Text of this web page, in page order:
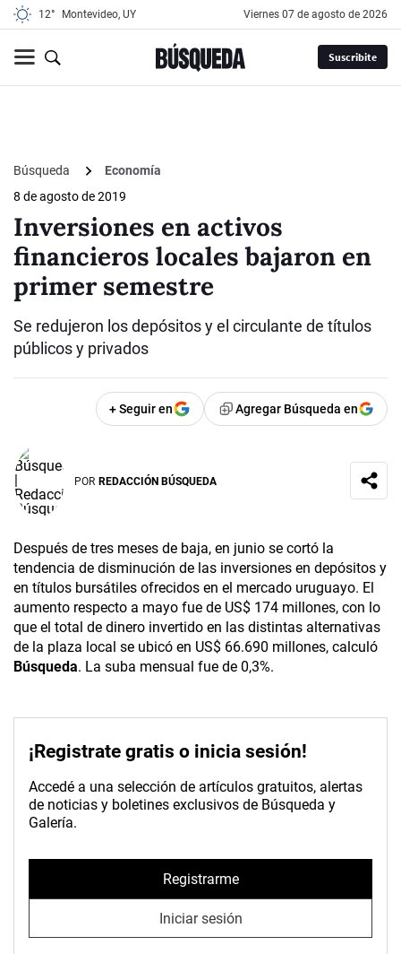
12° Montevideo, UY viernes 07 de agosto de 2026
Suscribite
Búsqueda
Economía
8 de agosto de 2019
Inversiones en activos
financieros locales bajaron en
primer semestre
Se redujeron los depósitos y el circulante de títulos
públicos y privados
+ Seguir en Agregar Búsqueda en
POR REDACCIÓN BÚSQUEDA
Después de tres meses de baja, en junio se cortó la
tendencia de disminución de las inversiones en depósitos y
en títulos bursátiles ofrecidos en el mercado uruguayo. El
aumento respecto a mayo fue de US$ 174 millones, con lo
que el total de dinero invertido en las distintas alternativas
de la plaza local se ubicó en US$ 66.690 millones, calculó
Búsqueda. La suba mensual fue de 0,3%.
¡Registrate gratis o inicia sesión!
Accedé a una selección de artículos gratuitos, alertas
de noticias y boletines exclusivos de Búsqueda y
Galería.
Registrarme
Iniciar sesión